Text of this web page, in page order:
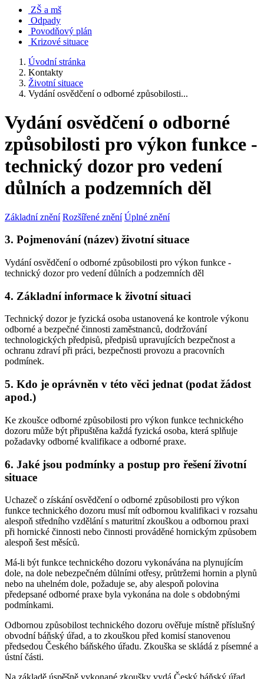
ZŠ a mš
Odpady
Povodňový plán
Krizové situace
Úvodní stránka
Kontakty
Životní situace
Vydání osvědčení o odborné způsobilosti...
Vydání osvědčení o odborné
způsobilosti pro výkon funkce -
technický dozor pro vedení
důlních a podzemních děl
Základní znění Rozšířené znění Úplné znění
3. Pojmenování (název) životní situace
Vydání osvědčení o odborné způsobilosti pro výkon funkce -
technický dozor pro vedení důlních a podzemních děl
4. Základní informace k životní situaci
Technický dozor je fyzická osoba ustanovená ke kontrole výkonu
odborné a bezpečné činnosti zaměstnanců, dodržování
technologických předpisů, předpisů upravujících bezpečnost a
ochranu zdraví při práci, bezpečnosti provozu a pracovních
podmínek.
5. Kdo je oprávněn v této věci jednat (podat žádost
apod.)
Ke zkoušce odborné způsobilosti pro výkon funkce technického
dozoru může být připuštěna každá fyzická osoba, která splňuje
požadavky odborné kvalifikace a odborné praxe.
6. Jaké jsou podmínky a postup pro řešení životní
situace
Uchazeč o získání osvědčení o odborné způsobilosti pro výkon
funkce technického dozoru musí mít odbornou kvalifikaci v rozsahu
alespoň středního vzdělání s maturitní zkouškou a odbornou praxi
při hornické činnosti nebo činnosti prováděné hornickým způsobem
alespoň šest měsíců.
Má-li být funkce technického dozoru vykonávána na plynujícím
dole, na dole nebezpečném důlními otřesy, průtržemi hornin a plynů
nebo na uhelném dole, požaduje se, aby alespoň polovina
předepsané odborné praxe byla vykonána na dole s obdobnými
podmínkami.
Odbornou způsobilost technického dozoru ověřuje místně příslušný
obvodní báňský úřad, a to zkouškou před komisí stanovenou
předsedou Českého báňského úřadu. Zkouška se skládá z písemné a
ústní části.